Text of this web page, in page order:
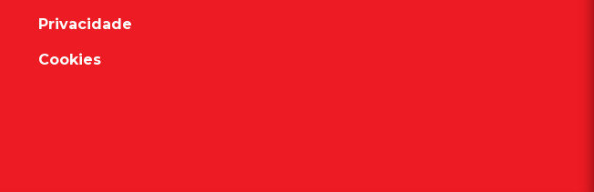
Privacidade
Cookies